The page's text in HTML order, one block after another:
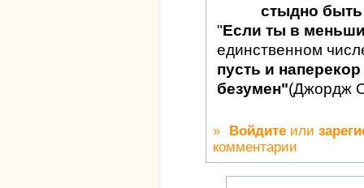
стыдно быть
"Если ты в
единственном
пусть и
безумен"(Джордж
» Войдите или
комментарии